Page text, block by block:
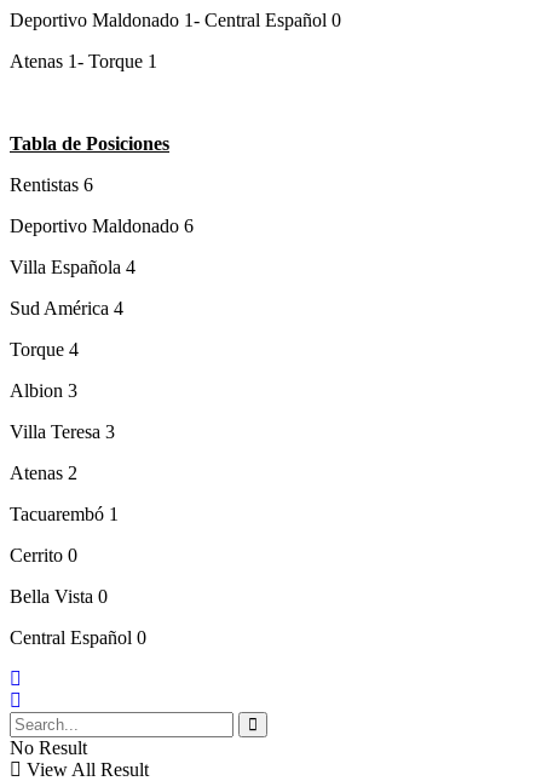
Deportivo Maldonado 1- Central Español 0
Atenas 1- Torque 1
Tabla de Posiciones
Rentistas 6
Deportivo Maldonado 6
Villa Española 4
Sud América 4
Torque 4
Albion 3
Villa Teresa 3
Atenas 2
Tacuarembó 1
Cerrito 0
Bella Vista 0
Central Español 0
No Result
View All Result